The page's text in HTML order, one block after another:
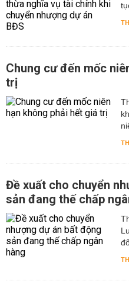
Chung cư đến mốc
trị
Đề xuất cho chuyển
sản đang thế chấp